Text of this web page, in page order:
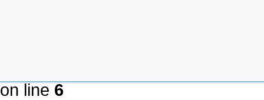
on line6